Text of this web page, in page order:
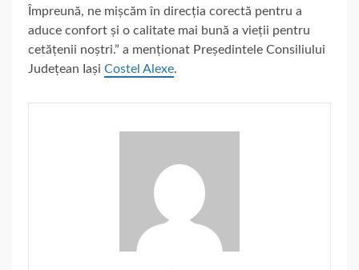
Împreună, ne mișcăm în direcția corectă pentru a
aduce confort și o calitate mai bună a vieții pentru
cetățenii noștri.” a menționat Președintele Consiliului
Județean Iași Costel Alexe.